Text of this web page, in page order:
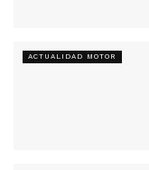
ACTUALIDAD MOTOR